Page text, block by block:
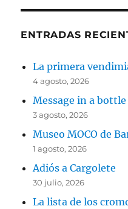
ENTRADAS
La primera
4 agosto, 2026
Message in a bottle
3 agosto, 2026
Museo MOCO de
1 agosto, 2026
Adiós a Cargolete
30 julio, 2026
La lista de los